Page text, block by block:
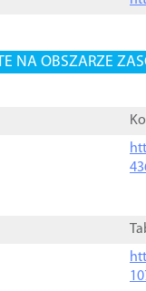
NA OBSZARZE